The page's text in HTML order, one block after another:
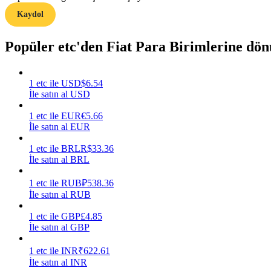
Rehber
Vadeli İşlemler Başlangıç Kılavuzu
Nasıl kârlı kalabileceğinizi öğrenin
Kaydol
Popüler etc'den Fiat Para Birimlerine
1 etc ile USD$6.54
İle satın al USD
1 etc ile EUR€5.66
İle satın al EUR
1 etc ile BRLR$33.36
İle satın al BRL
1 etc ile RUB₽538.36
İle satın al RUB
1 etc ile GBP£4.85
İle satın al GBP
1 etc ile INR₹622.61
İle satın al INR